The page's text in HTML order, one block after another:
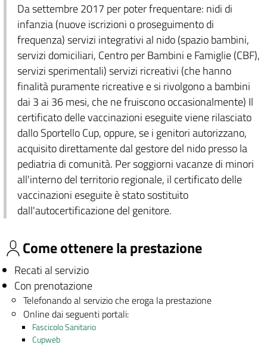
Da settembre 2017 per poter frequentare: nidi di
infanzia (nuove iscrizioni o proseguimento di
frequenza) servizi integrativi al nido (spazio bambini,
servizi domiciliari, Centro per Bambini e Famiglie (CBF),
servizi sperimentali) servizi ricreativi (che hanno
finalità puramente ricreative e si rivolgono a bambini
dai 3 ai 36 mesi, che ne fruiscono occasionalmente) Il
certificato delle vaccinazioni eseguite viene rilasciato
dallo Sportello Cup, oppure, se i genitori autorizzano,
acquisito direttamente dal gestore del nido presso la
pediatria di comunità. Per soggiorni vacanze di minori
all'interno del territorio regionale, il certificato delle
vaccinazioni eseguite è stato sostituito
dall'autocertificazione del genitore.
Come ottenere la prestazione
Recati al servizio
Con prenotazione
Telefonando al servizio che eroga la prestazione
Online dai seguenti portali:
Fascicolo Sanitario
Cupweb